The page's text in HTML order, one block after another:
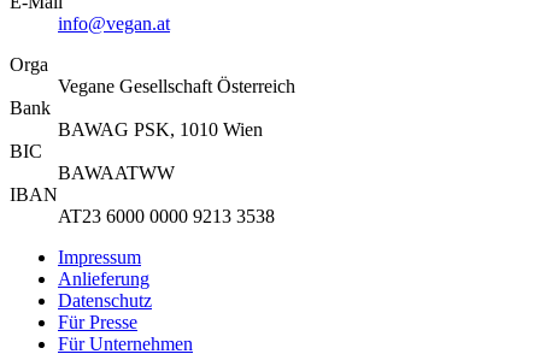
info@vegan.at
Orga
Vegane Gesellschaft Österreich
Bank
BAWAG PSK, 1010 Wien
BIC
BAWAATWW
IBAN
AT23 6000 0000 9213 3538
Impressum
Anlieferung
Datenschutz
Für Presse
Für Unternehmen